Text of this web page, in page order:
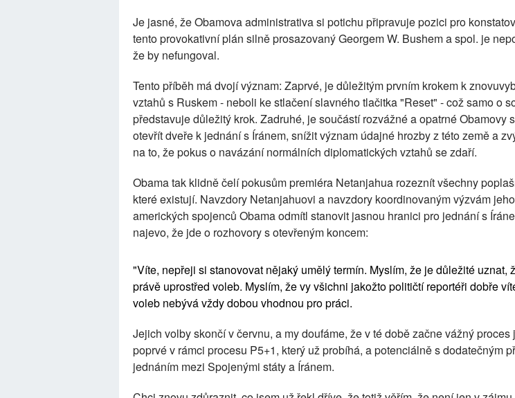
Je jasné, že Obamova administrativa si potichu připravuje pozici pro
tento provokativní plán silně prosazovaný Georgem W. Bushem a spol. je
že by nefungoval.
Tento příběh má dvojí význam: Zaprvé, je důležitým prvním krokem k
vztahů s Ruskem - neboli ke stlačení slavného tlačitka "Reset" - což samo o
představuje důležitý krok. Zadruhé, je součástí rozvážné a opatrné Obamovy
otevřít dveře k jednání s Íránem, snížit význam údajné hrozby z této země a
na to, že pokus o navázání normálních diplomatických vztahů se zdaří.
Obama tak klidně čelí pokusům premiéra Netanjahua rozeznít všechny
které existují. Navzdory Netanjahuovi a navzdory koordinovaným výzvám jeho
amerických spojenců Obama odmítl stanovit jasnou hranici pro jednání s
najevo, že jde o rozhovory s otevřeným koncem:
"Víte, nepřeji si stanovovat nějaký umělý termín. Myslím, že je důležité uznat,
právě uprostřed voleb. Myslím, že vy všichni jakožto političtí reportéři dobře
voleb nebývá vždy dobou vhodnou pro práci.
Jejich volby skončí v červnu, a my doufáme, že v té době začne vážný proces
poprvé v rámci procesu P5+1, který už probíhá, a potenciálně s dodatečným
jednáním mezi Spojenými státy a Íránem.